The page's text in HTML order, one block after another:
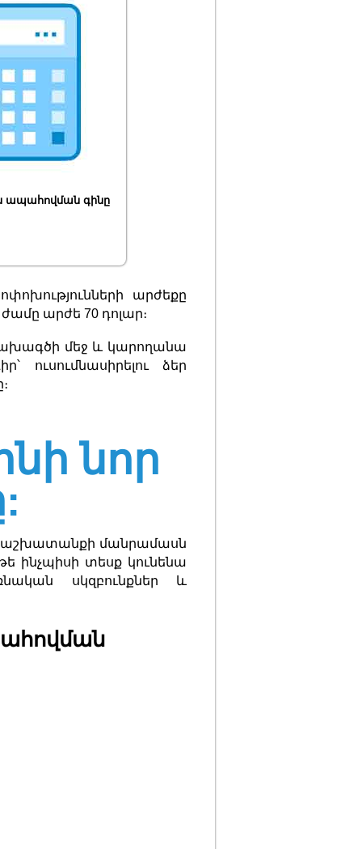
ապահովման գինը
արժեքը
արժե 70 դոլար։
մեջ և կարողանա
ուսումնասիրելու ձեր
նոր
աշխատանքի մանրամասն
ինչպիսի տեսք կունենա
սկզբունքներ և